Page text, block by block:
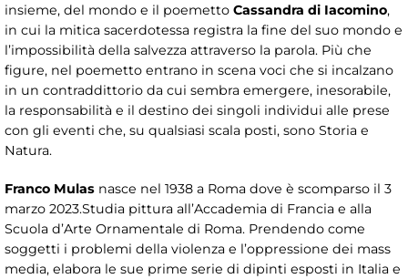
insieme, del mondo e il poemetto Cassandra di Iacomino,
in cui la mitica sacerdotessa registra la fine del suo mondo e
l’impossibilità della salvezza attraverso la parola. Più che
figure, nel poemetto entrano in scena voci che si incalzano
in un contraddittorio da cui sembra emergere, inesorabile,
la responsabilità e il destino dei singoli individui alle prese
con gli eventi che, su qualsiasi scala posti, sono Storia e
Natura.
Franco Mulas nasce nel 1938 a Roma dove è scomparso il 3
marzo 2023.Studia pittura all’Accademia di Francia e alla
Scuola d’Arte Ornamentale di Roma. Prendendo come
soggetti i problemi della violenza e l’oppressione dei mass
media, elabora le sue prime serie di dipinti esposti in Italia e